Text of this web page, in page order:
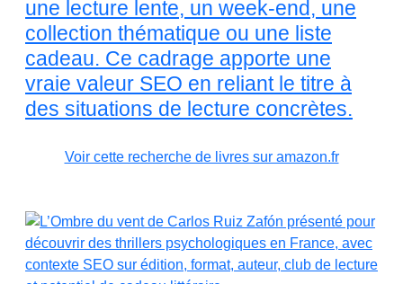
une lecture lente, un week-end, une
collection thématique ou une liste
cadeau. Ce cadrage apporte une
vraie valeur SEO en reliant le titre à
des situations de lecture concrètes.
Voir cette recherche de livres sur amazon.fr